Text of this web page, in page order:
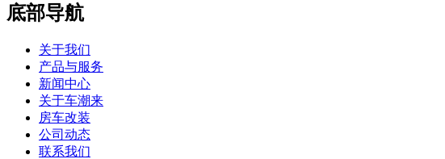
底部导航
关于我们
产品与服务
新闻中心
关于车潮来
房车改装
公司动态
联系我们